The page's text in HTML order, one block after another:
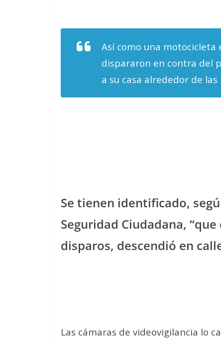
Así como una motocicleta
dispararon en contra del
a su casa alrededor de
Se tienen identificado,
Seguridad Ciudadana,
disparos, descendió en
Las cámaras de videovigilancia lo